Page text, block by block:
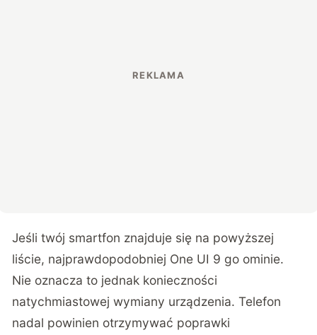
Jeśli twój smartfon znajduje się na powyższej
liście, najprawdopodobniej One UI 9 go ominie.
Nie oznacza to jednak konieczności
natychmiastowej wymiany urządzenia. Telefon
nadal powinien otrzymywać poprawki